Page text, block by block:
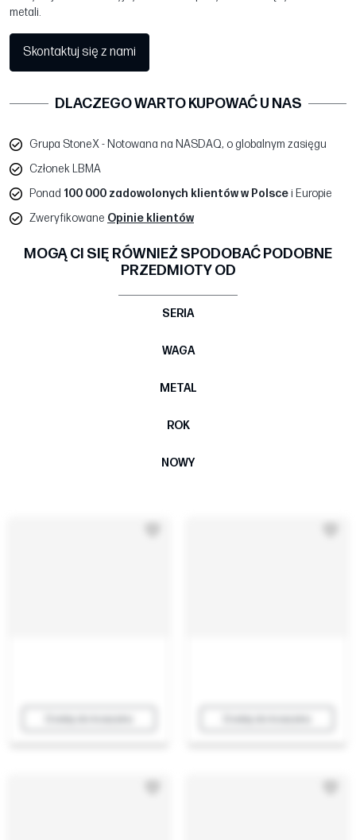
metali.
Skontaktuj się z nami
DLACZEGO WARTO KUPOWAĆ U NAS
Grupa StoneX - Notowana na NASDAQ, o globalnym zasięgu
Członek LBMA
Ponad 100 000 zadowolonych klientów w Polscei Europie
Zweryfikowane Opinie klientów
MOGĄ CI SIĘ RÓWNIEŻ SPODOBAĆ PODOBNE
PRZEDMIOTY OD
SERIA
WAGA
METAL
ROK
NOWY